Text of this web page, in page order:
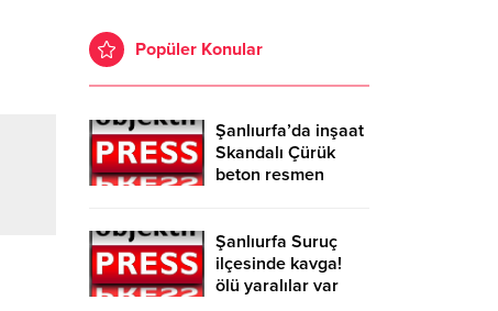
Popüler Konular
Şanlıurfa’da inşaat
Skandalı Çürük
beton resmen
Şanlıurfa Suruç
ilçesinde kavga!
ölü yaralılar var